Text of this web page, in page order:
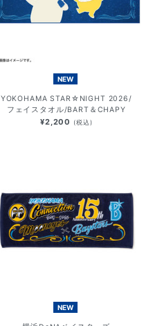
NEW
YOKOHAMA STAR☆NIGHT 2026/
フェイスタオル/BART＆CHAPY
¥2,200 (税込)
NEW